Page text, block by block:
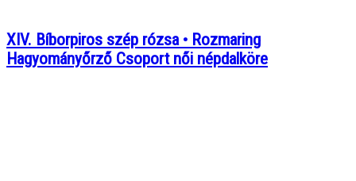
XIV. Bíborpiros szép rózsa • Rozmaring
Hagyományőrző Csoport női népdalköre